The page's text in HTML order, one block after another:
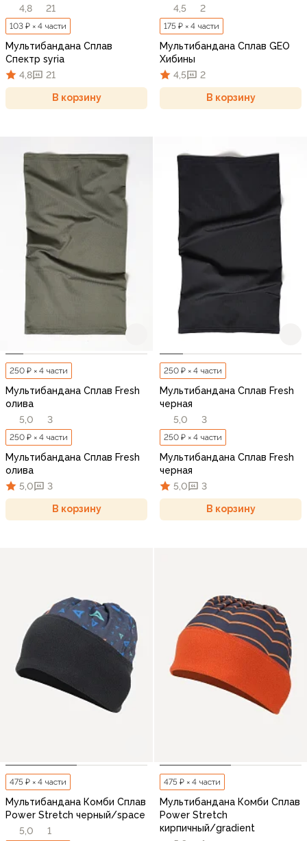
4,8
21
103 ₽ × 4 части
Мультибандана Сплав
Спектр syria
4,8
21
В корзину
4,5
2
175 ₽ × 4 части
Мультибандана Сплав GEO
Хибины
4,5
2
В корзину
250 ₽ × 4 части
Мультибандана Сплав Fresh
олива
5,0
3
250 ₽ × 4 части
Мультибандана Сплав Fresh
олива
5,0
3
В корзину
250 ₽ × 4 части
Мультибандана Сплав Fresh
черная
5,0
3
250 ₽ × 4 части
Мультибандана Сплав Fresh
черная
5,0
3
В корзину
475 ₽ × 4 части
Мультибандана Комби Сплав
Power Stretch черный/space
5,0
1
475 ₽ × 4 части
Мультибандана Комби Сплав
Power Stretch
кирпичный/gradient